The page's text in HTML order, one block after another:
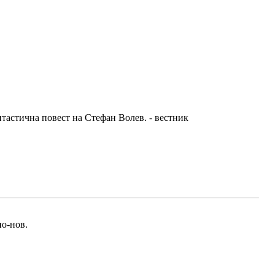
повест на Стефан Волев. - вестник
нов.